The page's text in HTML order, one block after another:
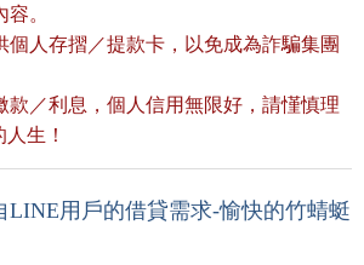
。
個人存摺／提款卡，以免成為詐騙集團
款／利息，個人信用無限好，請慬慎理
生！
LINE用戶的借貸需求-愉快的竹蜻蜓